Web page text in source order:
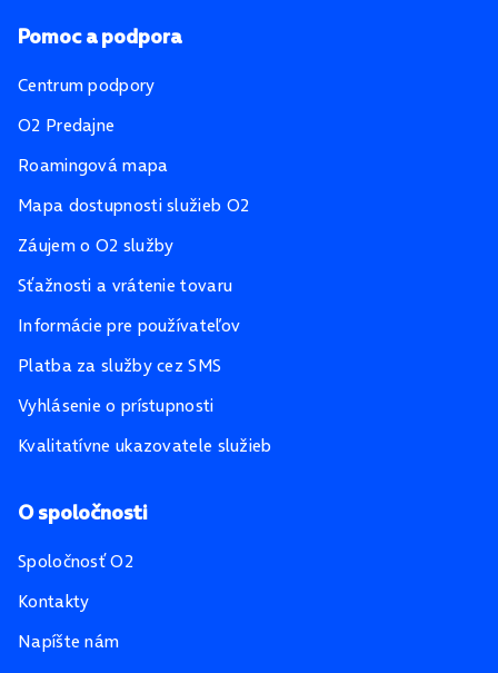
Pomoc a podpora
Centrum podpory
O2 Predajne
Roamingová mapa
Mapa dostupnosti služieb O2
Záujem o O2 služby
Sťažnosti a vrátenie tovaru
Informácie pre používateľov
Platba za služby cez SMS
Vyhlásenie o prístupnosti
Kvalitatívne ukazovatele služieb
O spoločnosti
Spoločnosť O2
Kontakty
Napíšte nám